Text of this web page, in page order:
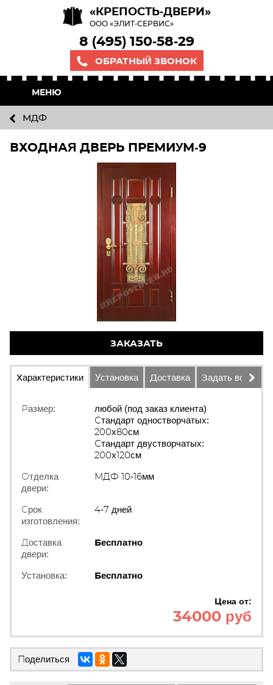
«КРЕПОСТЬ-ДВЕРИ»
ООО «ЭЛИТ-СЕРВИС»
8 (495) 150-58-29
ОБРАТНЫЙ ЗВОНОК
МЕНЮ
МДФ
ВХОДНАЯ ДВЕРЬ ПРЕМИУМ-9
Характеристики Установка Доставка Задать вопрос
Размер:
любой (под заказ клиента)
Стандарт одностворчатых:
200х80см
Стандарт двустворчатых:
200х120см
Отделка
двери:
МДФ 10-16мм
Срок
изготовления:
4-7 дней
Доставка
двери:
Бесплатно
Установка: Бесплатно
Цена от:
34000 руб
ЗАКАЗАТЬ
Поделиться